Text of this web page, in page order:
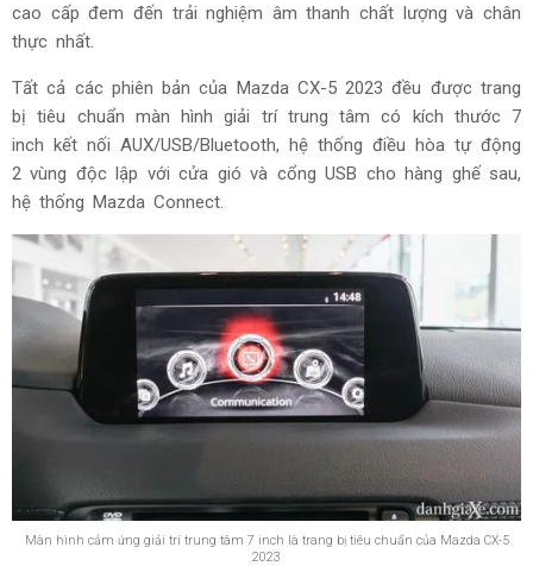
cao cấp đem đến trải nghiệm âm thanh chất lượng và chân
thực nhất.
Tất cả các phiên bản của Mazda CX-5 2023 đều được trang
bị tiêu chuẩn màn hình giải trí trung tâm có kích thước 7
inch kết nối AUX/USB/Bluetooth, hệ thống điều hòa tự động
2 vùng độc lập với cửa gió và cổng USB cho hàng ghế sau,
hệ thống Mazda Connect.
Màn hình cảm ứng giải trí trung tâm 7 inch là trang bị tiêu chuẩn của Mazda CX-5
2023